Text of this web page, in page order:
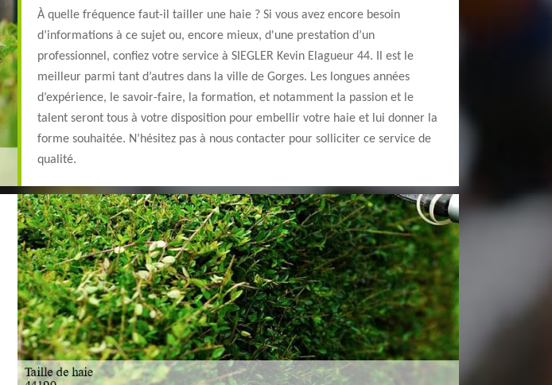
À quelle fréquence faut-il tailler une haie ? Si vous avez encore besoin
d’informations à ce sujet ou, encore mieux, d'une prestation d’un
professionnel, confiez votre service à SIEGLER Kevin Elagueur 44. Il est le
meilleur parmi tant d’autres dans la ville de Gorges. Les longues années
d’expérience, le savoir-faire, la formation, et notamment la passion et le
talent seront tous à votre disposition pour embellir votre haie et lui donner la
forme souhaitée. N’hésitez pas à nous contacter pour solliciter ce service de
qualité.